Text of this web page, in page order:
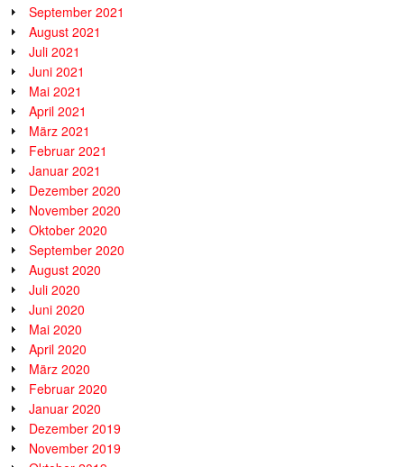
September 2021
August 2021
Juli 2021
Juni 2021
Mai 2021
April 2021
März 2021
Februar 2021
Januar 2021
Dezember 2020
November 2020
Oktober 2020
September 2020
August 2020
Juli 2020
Juni 2020
Mai 2020
April 2020
März 2020
Februar 2020
Januar 2020
Dezember 2019
November 2019